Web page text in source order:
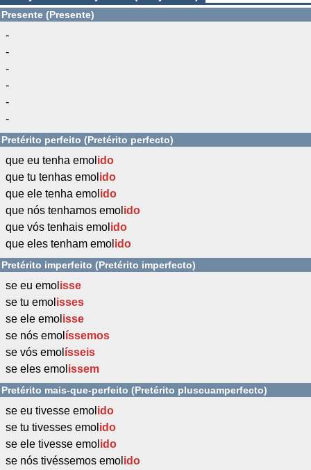
Presente (Presente)
-
-
-
-
-
-
Pretérito perfeito (Pretérito perfecto)
que eu tenha emol ido
que tu tenhas emol ido
que ele tenha emol ido
que nós tenhamos emol ido
que vós tenhais emol ido
que eles tenham emol ido
Pretérito imperfeito (Pretérito imperfecto)
se eu emol isse
se tu emol isses
se ele emol isse
se nós emol íssemos
se vós emol ísseis
se eles emol issem
Pretérito mais-que-perfeito (Pretérito pluscuamperfecto)
se eu tivesse emol ido
se tu tivesses emol ido
se ele tivesse emol ido
se nós tivéssemos emol ido